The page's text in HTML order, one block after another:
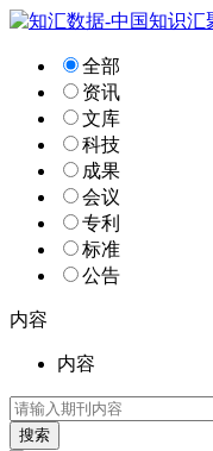
全部
资讯
文库
科技
成果
会议
专利
标准
公告
内容
内容